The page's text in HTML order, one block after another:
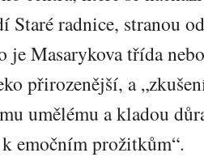
Staré radnice, stranou
je Masarykova třída
přirozenější, a
umělému a kladou
emočním prožitkům“.